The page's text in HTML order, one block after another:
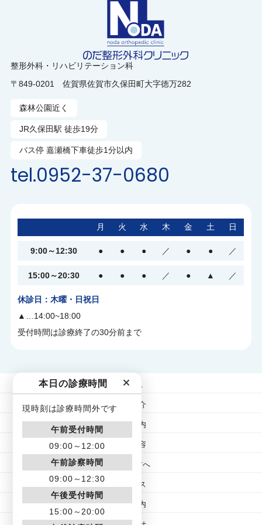
11月1日土曜日は休診
だきます。何卒ご理解いただけますようお願い申し
上げます。
明日10月18日 土曜日は11時開院となります。
明日10月18日土曜日は11時に開院
いたします。駐車場も10時過ぎに
理解、ご協力をお願いいたします
2025.10.11 お知らせ
10月18日 土曜日の開院時間変更のお知らせ 11
日土曜日
通常の
9時より11時に変更とさせてい
ただきます。午前の診療は12時受付終了は変
わりませんので午前は1時間の受付時間となりますが
ご理解の程よろしくお願い申し上げます。午後2時か
らの診療は通常通りとなっておりまし。この時間帯
本日の診療時間
現時刻は診療時間外です
午前受付時間
09:00～12:00
午前診察時間
09:00～12:30
午後受付時間
15:00～20:00
整形外科・リハビリテーション科
〒849-0201 佐賀県佐賀市久保田町大字徳万282
森林公園近く
JR久保田駅 徒歩19分
バス停 嘉瀬橋下車徒歩1分以内
tel.0952-37-0680
月 火 水 木 金 土 日
9:00～12:30 ● ● ● ／ ● ● ／
15:00～20:30 ● ● ● ／ ● ▲ ／
休診日：木曜・日祝日
▲…14:00~18:00
受付時間は診療終了の30分前まで
ホーム
医師紹介
医院案内
診療内容
初診の方へ
アクセス
求人案内